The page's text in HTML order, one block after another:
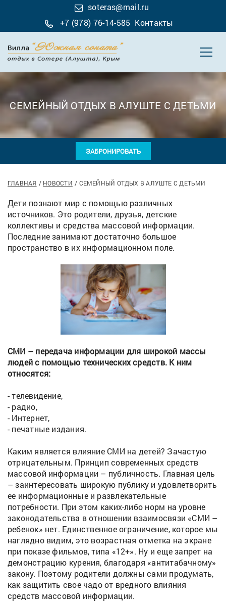
soteras@mail.ru
+7 (978) 76-14-585 Контакты
СЕМЕЙНЫЙ ОТДЫХ В АЛУШТЕ С ДЕТЬМИ
ЗАБРОНИРОВАТЬ
ГЛАВНАЯ НОВОСТИ СЕМЕЙНЫЙ ОТДЫХ В АЛУШТЕ С ДЕТЬМИ
Дети познают мир с помощью различных
источников. Это родители, друзья, детские
коллективы и средства массовой информации.
Последние занимают достаточно большое
пространство в их информационном поле.
СМИ – передача информации для широкой массы
людей с помощью технических средств. К ним
относятся:
- телевидение,
- радио,
- Интернет,
- печатные издания.
Каким является влияние СМИ на детей? Зачастую
отрицательным. Принцип современных средств
массовой информации – публичность. Главная цель
– заинтересовать широкую публику и удовлетворить
ее информационные и развлекательные
потребности. При этом каких-либо норм на уровне
законодательства в отношении взаимосвязи «СМИ –
ребенок» нет. Единственное ограничение, которое мы
наглядно видим, это возрастная отметка на экране
при показе фильмов, типа «12+». Ну и еще запрет на
демонстрацию курения, благодаря «антитабачному»
закону. Поэтому родители должны сами продумать,
как защитить свое чадо от вредного влияния
средств массовой информации.